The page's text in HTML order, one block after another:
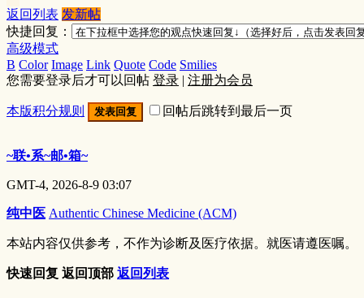
返回列表 发新帖
快捷回复：
高级模式
B Color Image Link Quote Code Smilies
您需要登录后才可以回帖 登录 | 注册为会员
本版积分规则 发表回复 回帖后跳转到最后一页
~联•系~邮•箱~
GMT-4, 2026-8-9 03:07
纯中医 Authentic Chinese Medicine (ACM)
本站内容仅供参考，不作为诊断及医疗依据。就医请遵医嘱。
快速回复 返回顶部 返回列表